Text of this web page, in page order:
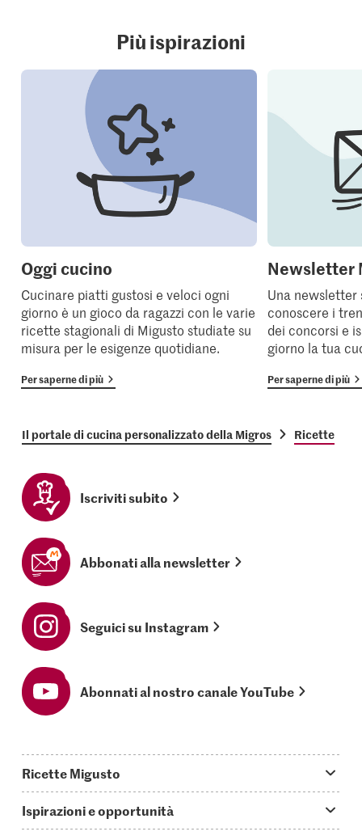
Più ispirazioni
Oggi cucino
Cucinare piatti gustosi e veloci ogni
giorno è un gioco da ragazzi con le varie
ricette stagionali di Migusto studiate su
misura per le esigenze quotidiane.
Per saperne di più
Newsletter
Una
conoscere i
dei concorsi e
giorno la tua
Per saperne di più
Il portale di cucina personalizzato della Migros Ricette
Iscriviti subito
Abbonati alla newsletter
Seguici su Instagram
Abonnati al nostro canale YouTube
Ricette Migusto
Oggi cucino
Ispirazioni e opportunità